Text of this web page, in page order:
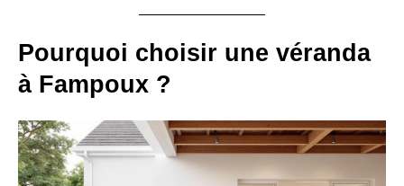
Pourquoi choisir une véranda
à Fampoux ?